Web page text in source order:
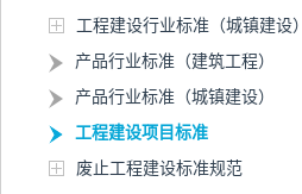
工程建设行业标准（城镇建设）
产品行业标准（建筑工程）
产品行业标准（城镇建设）
工程建设项目标准
废止工程建设标准规范